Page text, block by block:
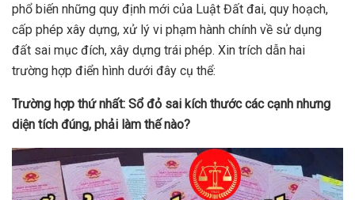
phổ biến những quy định mới của Luật Đất đai, quy hoạch,
cấp phép xây dựng, xử lý vi phạm hành chính về sử dụng
đất sai mục đích, xây dựng trái phép. Xin trích dẫn hai
trường hợp điển hình dưới đây cụ thể:
Trường hợp thứ nhất: Sổ đỏ sai kích thước các cạnh nhưng
diện tích đúng, phải làm thế nào?